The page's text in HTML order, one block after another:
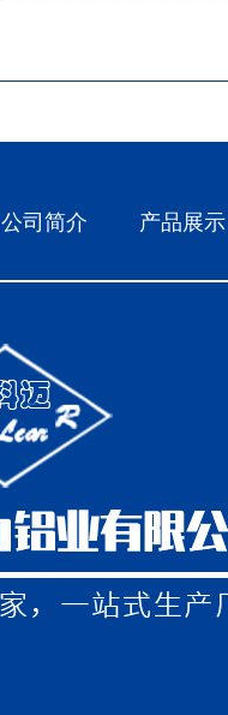
中国农业银行大港支行
公司简介 产品展示